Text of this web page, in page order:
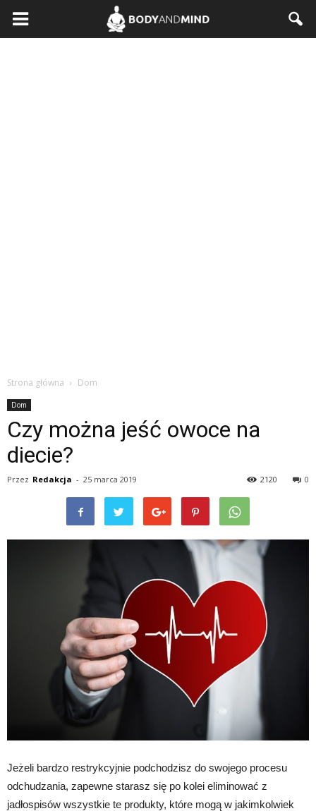
BodyAndMind.pl
Strona główna Dom
Dom
Czy można jeść owoce na
diecie?
Przez Redakcja - 25 marca 2019 0
2120
Jeżeli bardzo restrykcyjnie podchodzisz do swojego procesu
odchudzania, zapewne starasz się po kolei eliminować z
jadłospisów wszystkie te produkty, które mogą w jakimkolwiek